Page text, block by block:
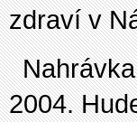
zdraví v
2004.